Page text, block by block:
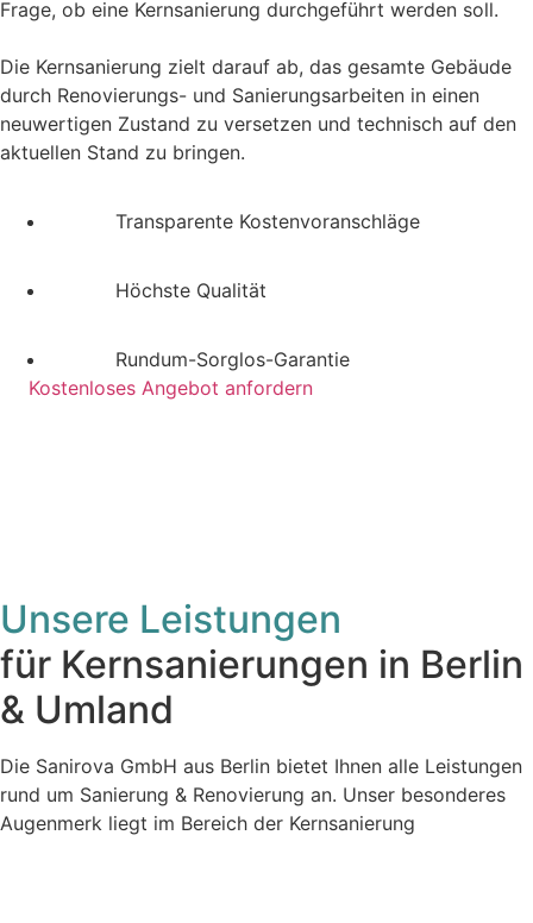
Frage, ob eine Kernsanierung durchgeführt werden soll.
Die Kernsanierung zielt darauf ab, das gesamte Gebäude
durch Renovierungs- und Sanierungsarbeiten in einen
neuwertigen Zustand zu versetzen und technisch auf den
aktuellen Stand zu bringen.
Transparente Kostenvoranschläge
Höchste Qualität
Rundum-Sorglos-Garantie
Kostenloses Angebot anfordern
Unsere Leistungen
für Kernsanierungen in Berlin
& Umland
Die Sanirova GmbH aus Berlin bietet Ihnen alle Leistungen
rund um Sanierung & Renovierung an. Unser besonderes
Augenmerk liegt im Bereich der Kernsanierung